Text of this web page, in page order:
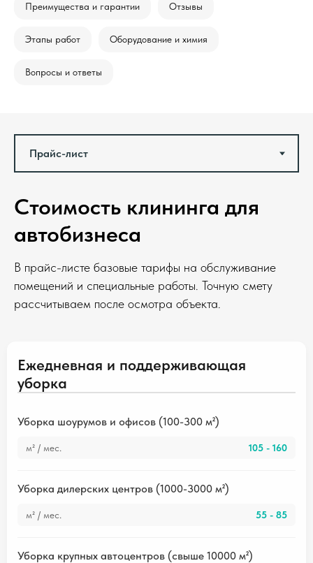
Преимущества и гарантии Отзывы
Этапы работ Оборудование и химия
Вопросы и ответы
Стоимость клининга для
автобизнеса
В прайс-листе базовые тарифы на обслуживание
помещений и специальные работы. Точную смету
рассчитываем после осмотра объекта.
Ежедневная и поддерживающая
уборка
Уборка шоурумов и офисов (100-300 м²)
м² / мес. 105 - 160
Уборка дилерских центров (1000-3000 м²)
м² / мес. 55 - 85
Уборка крупных автоцентров (свыше 10000 м²)